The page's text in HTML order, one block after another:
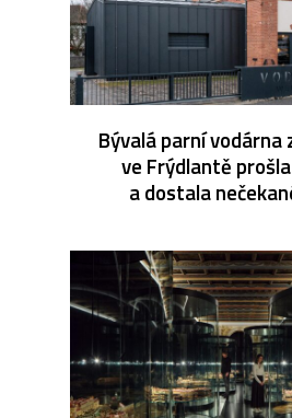
Bývalá parní vodárna
ve Frýdlantě
a dostala